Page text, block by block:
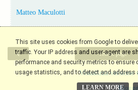
Matteo Maculotti
‹ Home page
Visualizza versione
Powered by
This site uses cookies from Google to
traffic. Your IP address and user-agent are
performance and security metrics to ensure
usage statistics, and to detect and address
LEARN MORE